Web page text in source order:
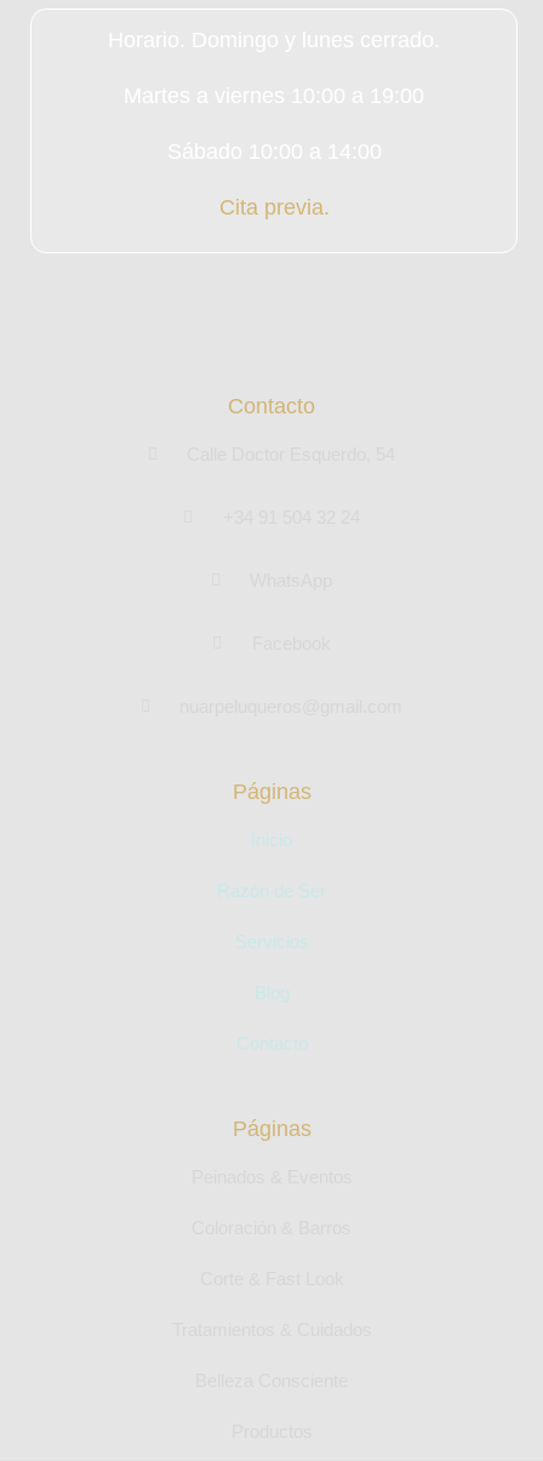
Cita previa.
Contacto
Páginas
Inicio
Razón de Ser
Servicios
Blog
Contacto
Páginas